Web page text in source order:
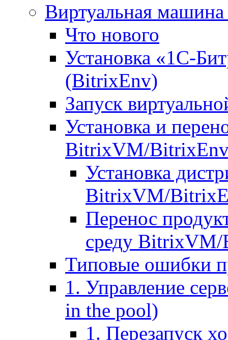
Виртуальная
Что нового
Установка «1С-
(BitrixEnv)
Запуск
Установка и
BitrixVM/
Установка
BitrixVM/
Перенос
среду
Типовые ошибки
1. Управление
in the pool)
1. Перезапуск